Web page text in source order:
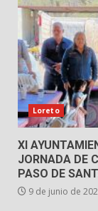
Loreto
XI
JORNADA DE
PASO DE
9 de junio de